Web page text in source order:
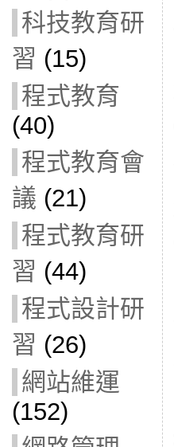
科技教育研
習 (15)
程式教育
(40)
程式教育會
議 (21)
程式教育研
習 (44)
程式設計研
習 (26)
網站維運
(152)